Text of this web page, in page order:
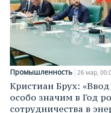
Промышленность 26 мар,
Кристиан Брух:
особо значим в Год
сотрудничества в